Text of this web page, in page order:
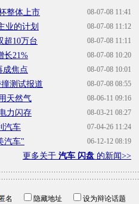
08-07-08 11:41
整体上市
08-07-08 11:12
业的计划
08-07-08 11:11
超10万台
08-07-08 10:20
长21%
08-07-08 10:01
成焦点
08-07-08 08:55
测试报道
08-06-11 09:16
天然气
08-03-21 08:27
力闪存
07-04-26 11:24
汽车
06-12-12 08:19
汽车"
更多关于 汽车 闪盘 的新闻>>
名 隐藏地址
设为辩论话题